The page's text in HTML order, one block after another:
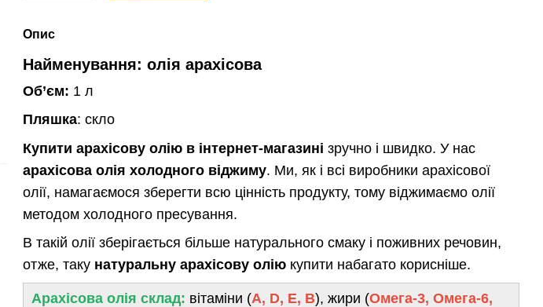
Опис
Найменування: олія арахісова
Об’єм: 1 л
Пляшка: скло
Купити арахісову олію в інтернет-магазині зручно і швидко. У нас
арахісова олія холодного віджиму. Ми, як і всі виробники арахісової
олії, намагаємося зберегти всю цінність продукту, тому віджимаємо олії
методом холодного пресування.
В такій олії зберігається більше натурального смаку і поживних речовин,
отже, таку натуральну арахісову олію купити набагато корисніше.
Арахісова олія склад: вітаміни (A, D, E, B), жири (Омега-3, Омега-6,